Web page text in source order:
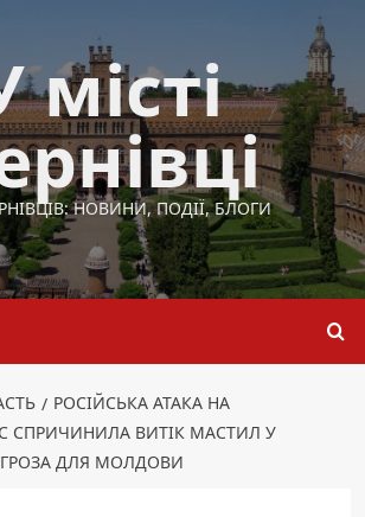
місті
НОВИНИ, ПОДІЇ, БЛОГИ
РОСІЙСЬКА АТАКА НА
СПРИЧИНИЛА ВИТІК МАСТИЛ У
ДЛЯ МОЛДОВИ